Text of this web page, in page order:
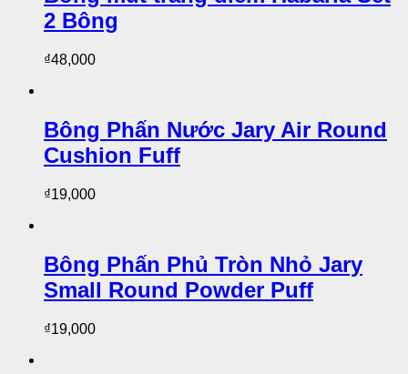
2 Bông
₫48,000
Bông Phấn Nước Jary Air Round
Cushion Fuff
₫19,000
Bông Phấn Phủ Tròn Nhỏ Jary
Small Round Powder Puff
₫19,000